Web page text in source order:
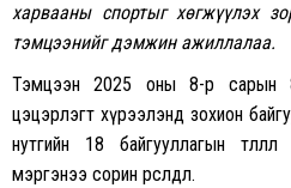
харвааны спортыг хөгжүүлэх
тэмцээнийг дэмжин ажиллалаа.
Тэмцээн 2025 оны 8-р сарын
цэцэрлэгт хүрээлэнд зохион
нутгийн 18 байгууллагын
мэргэнээ сорин өрсөлдлөө.